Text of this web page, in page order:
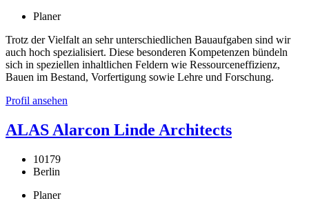
Planer
Trotz der Vielfalt an sehr unterschiedlichen Bauaufgaben sind wir
auch hoch spezialisiert. Diese besonderen Kompetenzen bündeln
sich in speziellen inhaltlichen Feldern wie Ressourceneffizienz,
Bauen im Bestand, Vorfertigung sowie Lehre und Forschung.
Profil ansehen
ALAS Alarcon Linde Architects
10179
Berlin
Planer